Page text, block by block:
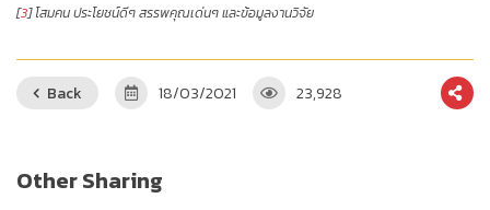
[3] โสมคน ประโยชน์ดีๆ สรรพคุณเด่นๆ และข้อมูลงานวิจัย
Back 18/03/2021 23,928
Other Sharing